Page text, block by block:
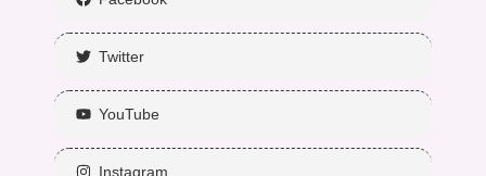
Twitter
YouTube
Instagram